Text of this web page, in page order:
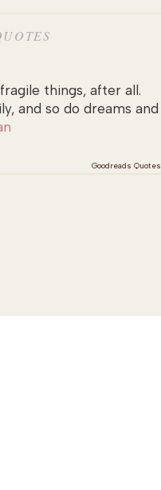
things, after all.
and so do dreams and
Goodreads Quotes